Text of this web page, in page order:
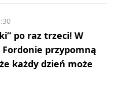
po raz trzeci! W
przypomną
każdy dzień może